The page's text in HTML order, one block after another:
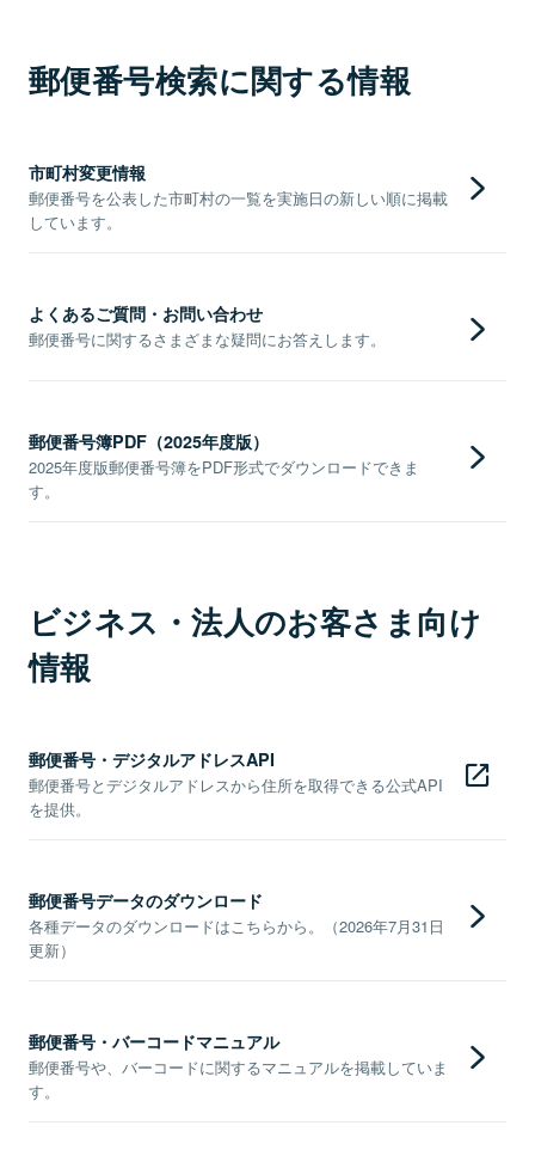
郵便番号検索に関する情報
市町村変更情報
郵便番号を公表した市町村の一覧を実施日の新しい順に掲載
しています。
よくあるご質問・お問い合わせ
郵便番号に関するさまざまな疑問にお答えします。
郵便番号簿PDF（2025年度版）
2025年度版郵便番号簿をPDF形式でダウンロードできま
す。
ビジネス・法人のお客さま向け
情報
郵便番号・デジタルアドレスAPI
郵便番号とデジタルアドレスから住所を取得できる公式API
を提供。
郵便番号データのダウンロード
各種データのダウンロードはこちらから。（2026年7月31日
更新）
郵便番号・バーコードマニュアル
郵便番号や、バーコードに関するマニュアルを掲載していま
す。